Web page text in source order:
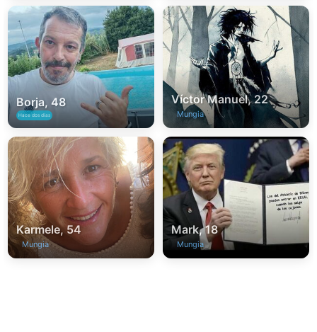
Borja, 48
Hace dos días
Víctor Manuel, 22
Mungia
Karmele, 54
Mungia
Mark, 18
Mungia